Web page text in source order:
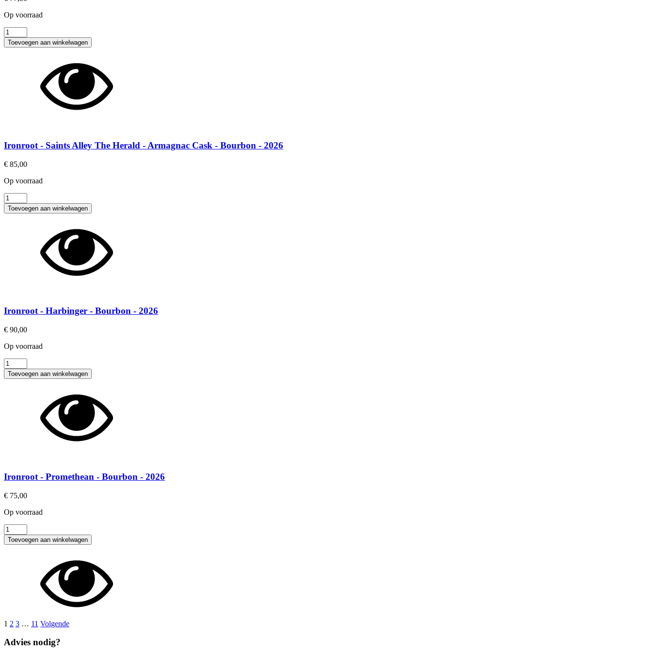
Op voorraad
Ironroot
-
Saints
Toevoegen aan winkelwagen
Ironroot - Saints Alley The Herald - Armagnac Cask - Bourbon - 2026
€ 85,00
Op voorraad
Ironroot
-
Saints
aantal
Toevoegen aan winkelwagen
Ironroot - Harbinger - Bourbon - 2026
€ 90,00
Op voorraad
Ironroot
-
Harbinger
Toevoegen aan winkelwagen
Ironroot - Promethean - Bourbon - 2026
€ 75,00
Op voorraad
Ironroot
-
Promethean
Toevoegen aan winkelwagen
1 2 3 … 11 Volgende
Advies nodig?